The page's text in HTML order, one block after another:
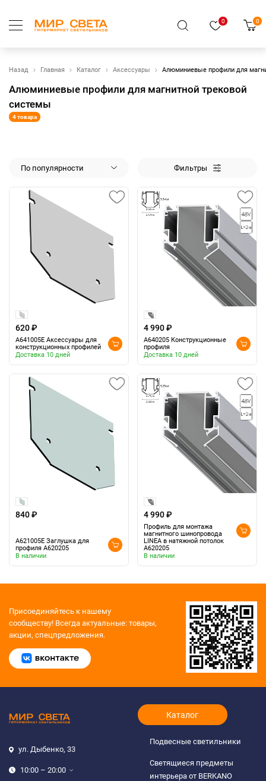
0 0
Назад Главная Каталог Аксессуары Алюминиевые профили для
Алюминиевые профили для магнитной трековой
системы
4 товара
По популярности Фильтры
620 ₽
A641005E Аксессуары для
конструкционных профилей
Доставка 10 дней
4 990 ₽
A640205 Конструкционные
профиля
Доставка 10 дней
840 ₽
A621005E Заглушка для
профиля А620205
В наличии
4 990 ₽
Профиль для монтажа
магнитного шинопровода
LINEA в натяжной потолок
A620205
В наличии
Присоединяйтесь к нашему
сообществу! Всегда актуальные: товары,
акции, спецпредложения.
ул. Дыбенко, 33
10:00 – 20:00
Каталог
Подвесные светильники
Светящиеся предметы
интерьера от BERKANO